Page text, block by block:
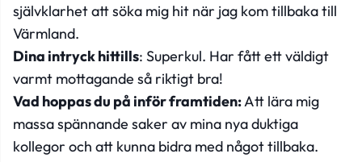
självklarhet att söka mig hit när jag kom tillbaka till
Värmland.
Dina intryck hittills: Superkul. Har fått ett väldigt
varmt mottagande så riktigt bra!
Vad hoppas du på inför framtiden:Att lära mig
massa spännande saker av mina nya duktiga
kollegor och att kunna bidra med något tillbaka.